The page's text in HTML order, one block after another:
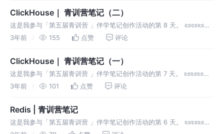
ClickHouse｜ 青训营笔记（二）
这是我参与「第五届青训营 」伴学笔记创作活动的第 8 天。 📜📜📜今
天学习的是ClickHouse——第二部分。昨天我们了解了clickhouse使
3年前 155 点赞 评论
ClickHouse｜ 青训营笔记（一）
这是我参与「第五届青训营 」伴学笔记创作活动的第 7 天。 📜📜📜今
天学习的是ClickHouse——第一部分。
3年前 101 点赞 评论
Redis | 青训营笔记
这是我参与「第五届青训营 」伴学笔记创作活动的第 6 天。 📜📜📜今